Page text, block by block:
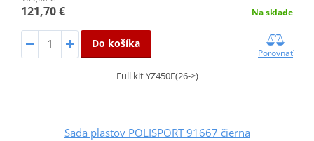
121,70 € Na sklade
Do košíka
Porovnať
Full kit YZ450F(26->)
Sada plastov POLISPORT 91667 čierna